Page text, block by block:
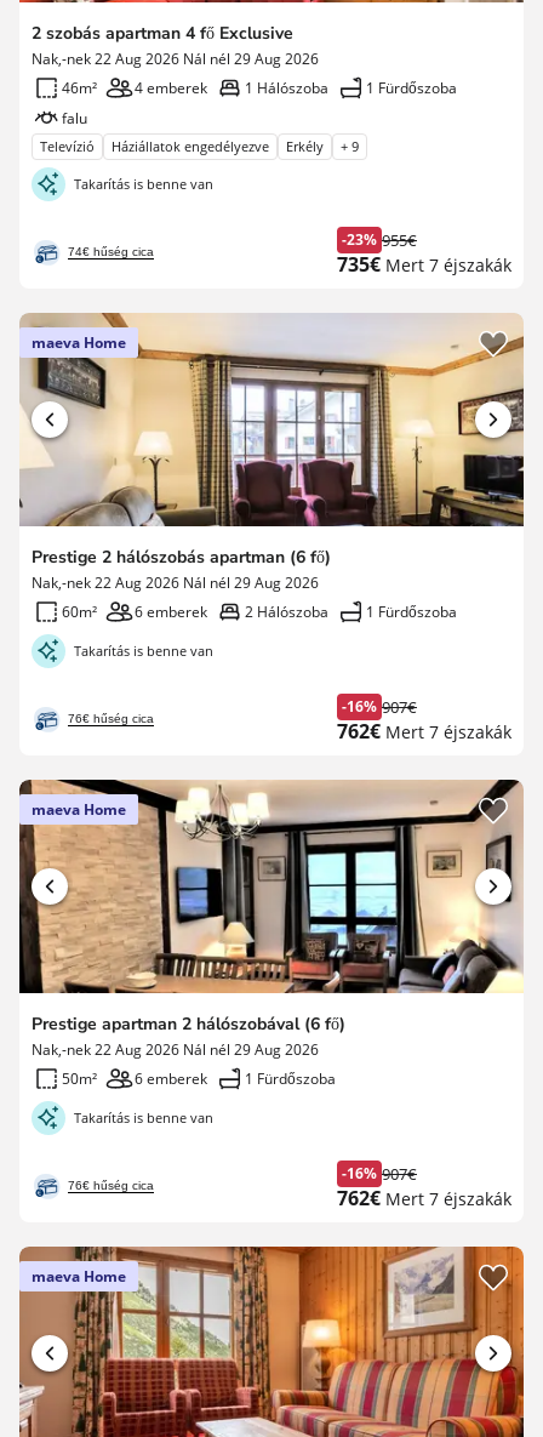
2 szobás apartman 4 fő Exclusive
Nak,-nek 22 Aug 2026 Nál nél 29 Aug 2026
46m²
4 emberek 1 Hálószoba
1 Fürdőszoba
falu
Televízió Háziállatok engedélyezve Erkély + 9
Takarítás is benne van
74€ hűség cica
-23%
Korábbi
díj
955€
Új
735€ Mert 7 éjszakák
maeva Home
Prestige 2 hálószobás apartman (6 fő)
Nak,-nek 22 Aug 2026 Nál nél 29 Aug 2026
60m²
6 emberek 2 Hálószoba 1 Fürdőszoba
Takarítás is benne van
76€ hűség cica
-16%
Korábbi
díj
907€
Új
762€ Mert 7 éjszakák
maeva Home
Prestige apartman 2 hálószobával (6 fő)
Nak,-nek 22 Aug 2026 Nál nél 29 Aug 2026
50m²
6 emberek 1 Fürdőszoba
Takarítás is benne van
76€ hűség cica
-16%
Korábbi
díj
907€
Új
762€ Mert 7 éjszakák
maeva Home